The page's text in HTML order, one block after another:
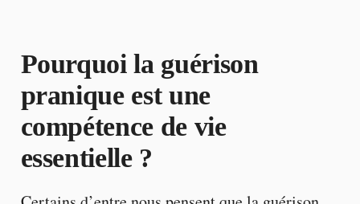
Pourquoi la guérison
pranique est une
compétence de vie
essentielle ?